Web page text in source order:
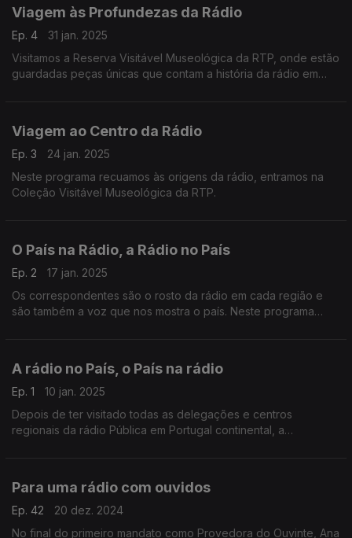
Viagem às Profundezas da Rádio
Ep. 4
31 jan. 2025
Visitamos a Reserva Visitável Museológica da RTP, onde estão
guardadas peças únicas que contam a história da rádio em
Viagem ao Centro da Rádio
Ep. 3
24 jan. 2025
Neste programa recuamos às origens da rádio, entramos na
Coleção Visitável Museológica da RTP.
O País na Rádio, a Rádio no País
Ep. 2
17 jan. 2025
Os correspondentes são o rosto da rádio em cada região e
são também a voz que nos mostra o país. Neste programa
A rádio no País, o País na rádio
Ep. 1
10 jan. 2025
Depois de ter visitado todas as delegações e centros
regionais da rádio Pública em Portugal continental, a
Para uma rádio com ouvidos
Ep. 42
20 dez. 2024
No final do primeiro mandato como Provedora do Ouvinte, Ana